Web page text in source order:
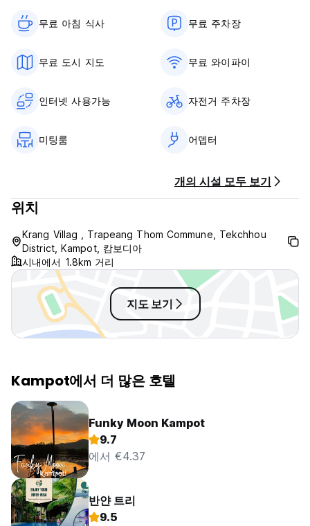
애완 동물 친화적입니다.
개인실을 예약하고 보호자와 함께 있는 경우에만 어린이 친화적
지정된 장소 외에는 금연입니다.
기 바랍니다.
위해 도착 시 여권을 제시해야 합니다.
단체 예약의 경우 각 여행사에서 숙박 목록을 제공해야 하며, 이
범죄 행위로 이어질 수 있는 의심스러운 물건은 호텔 내에서 사용
이 엄격히 금지됩니다.
상업용 및 비상업적 기사 및/또는 자료는 호텔 구내에서 광고, 배
거주자는 경영진의 승인 없이 호텔 장비 및/또는 시설을 변경하거
나 제거할 권리가 없습니다.
호텔 객실 내 취사, 애완동물, 옷 걸이는 엄격히 금지됩니다.
호텔 내에서는 호텔 음식과 음료만 섭취할 수 있습니다.
어떠한 경우에도 호텔 재산에 손해가 발생한 경우 투숙객은 책임
을 집니다. (Auto-translated from original language)
무료 아침 식사‎ 무료 주차장
무료 도시 지도 무료 와이파이
인터넷 사용가능 자전거 주차장
미팅룸 어뎁터
개의 시설 모두 보기
위치
Krang Villag , Trapeang Thom Commune, Tekchhou
District, Kampot, 캄보디아
시내에서 1.8km 거리
지도 보기
Kampot에서 더 많은 호텔
Funky Moon Kampot
9.7
에서 €4.37
반얀 트리
9.5